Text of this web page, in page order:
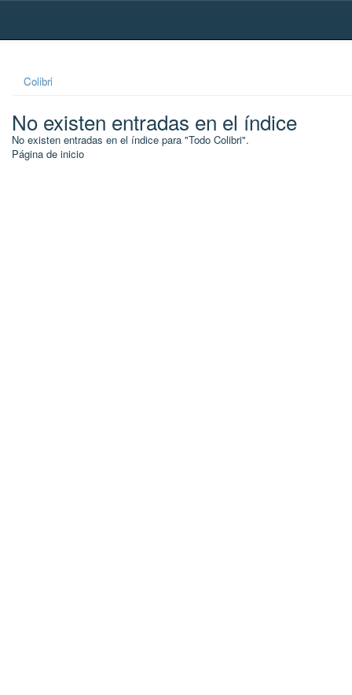
Skip
Colibri
No existen entradas en el índice
No existen entradas en el índice para "Todo Colibri".
Página de inicio